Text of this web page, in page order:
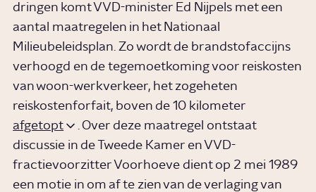
dringen komt VVD-minister Ed Nijpels met een
aantal maatregelen in het Nationaal
Milieubeleidsplan. Zo wordt de brandstofaccijns
verhoogd en de tegemoetkoming voor reiskosten
van woon-werkverkeer, het zogeheten
reiskostenforfait, boven de 10 kilometer
afgetopt
. Over deze maatregel ontstaat
discussie in de Tweede Kamer en VVD-
fractievoorzitter Voorhoeve dient op 2 mei 1989
een motie in om af te zien van de verlaging van